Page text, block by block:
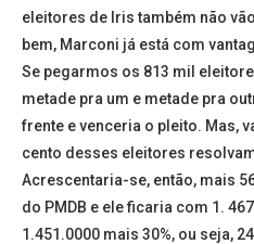
eleitores de Iris também não
bem, Marconi já está com
Se pegarmos os 813 mil
metade pra um e metade pra
frente e venceria o pleito. Mas,
cento desses eleitores
Acrescentaria-se, então, mais
do PMDB e ele ficaria com 1.
1.451.0000 mais 30%, ou seja,